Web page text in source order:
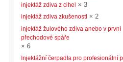
injektáž zdiva z cihel × 3
injektáž zdiva zkušenosti × 2
injektáž žulového zdiva anebo v první
přechodové spáře
× 6
Injektážní čerpadla pro profesionální